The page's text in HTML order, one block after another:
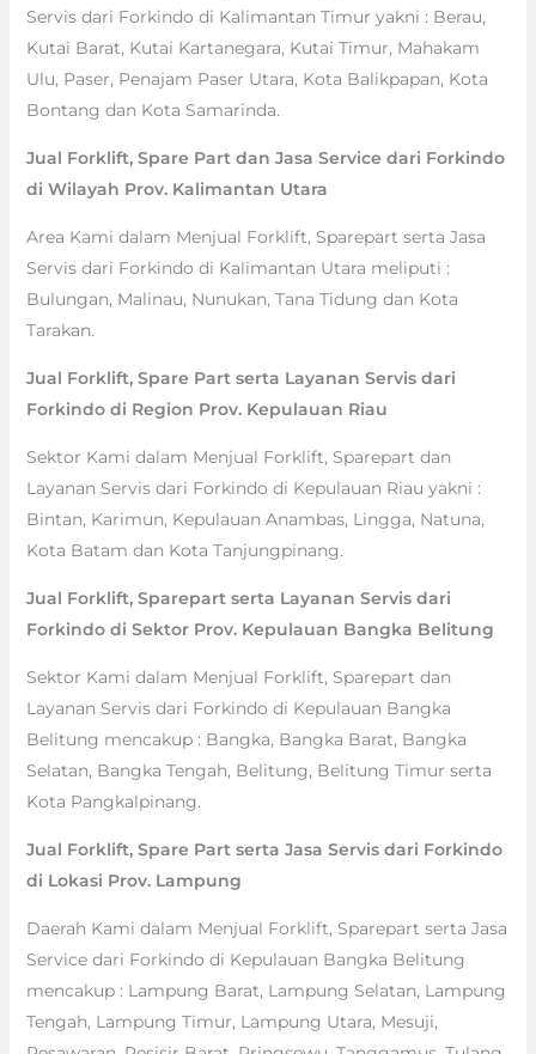
Servis dari Forkindo di Kalimantan Timur yakni : Berau,
Kutai Barat, Kutai Kartanegara, Kutai Timur, Mahakam
Ulu, Paser, Penajam Paser Utara, Kota Balikpapan, Kota
Bontang dan Kota Samarinda.
Jual Forklift, Spare Part dan Jasa Service dari Forkindo
di Wilayah Prov. Kalimantan Utara
Area Kami dalam Menjual Forklift, Sparepart serta Jasa
Servis dari Forkindo di Kalimantan Utara meliputi :
Bulungan, Malinau, Nunukan, Tana Tidung dan Kota
Tarakan.
Jual Forklift, Spare Part serta Layanan Servis dari
Forkindo di Region Prov. Kepulauan Riau
Sektor Kami dalam Menjual Forklift, Sparepart dan
Layanan Servis dari Forkindo di Kepulauan Riau yakni :
Bintan, Karimun, Kepulauan Anambas, Lingga, Natuna,
Kota Batam dan Kota Tanjungpinang.
Jual Forklift, Sparepart serta Layanan Servis dari
Forkindo di Sektor Prov. Kepulauan Bangka Belitung
Sektor Kami dalam Menjual Forklift, Sparepart dan
Layanan Servis dari Forkindo di Kepulauan Bangka
Belitung mencakup : Bangka, Bangka Barat, Bangka
Selatan, Bangka Tengah, Belitung, Belitung Timur serta
Kota Pangkalpinang.
Jual Forklift, Spare Part serta Jasa Servis dari Forkindo
di Lokasi Prov. Lampung
Daerah Kami dalam Menjual Forklift, Sparepart serta Jasa
Service dari Forkindo di Kepulauan Bangka Belitung
mencakup : Lampung Barat, Lampung Selatan, Lampung
Tengah, Lampung Timur, Lampung Utara, Mesuji,